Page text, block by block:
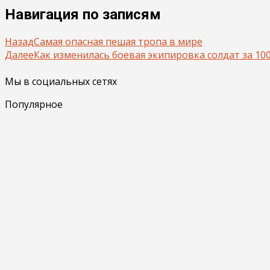
Навигация по записям
НазадСамая опасная пешая тропа в мире
ДалееКак изменилась боевая экипировка солдат за
Мы в социальных сетях
Популярное